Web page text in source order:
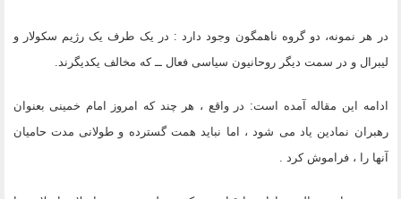
در هر نمونه، دو گروه ناهمگون وجود دارد : در یک طرف یک رژیم سکولار و
لیبرال و در سمت دیگر روحانیون سیاسی فعال ــ که مخالف یکدیگرند.
ادامه این مقاله آمده است: در واقع ، هر چند که امروز امام خمینی بعنوان
رهبران نمادین یاد می شود ، اما نباید همت گسترده و طولانی مدت حامیان
آنها را ، فراموش کرد .